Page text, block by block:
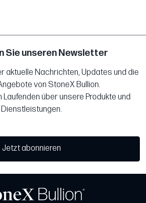
Sie unseren Newsletter
aktuelle Nachrichten, Updates und die
von StoneX Bullion.
über unsere Produkte und
Dienstleistungen.
Jetzt abonnieren